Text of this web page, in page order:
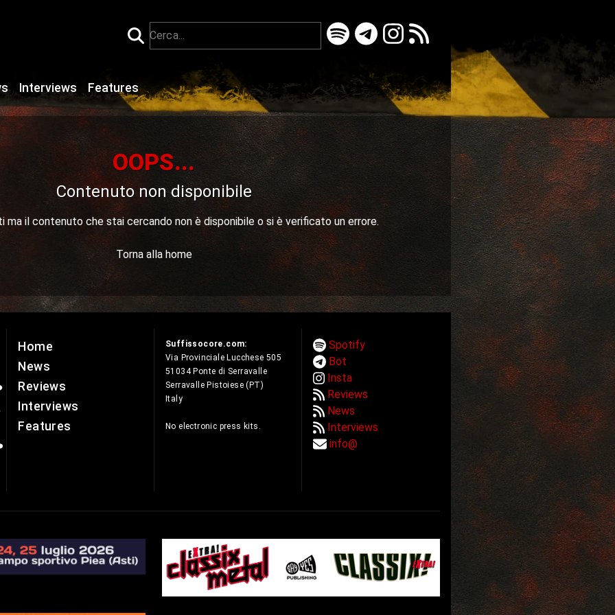
Interviews Features
OOPS...
Contenuto non disponibile
ma il contenuto che stai cercando non è disponibile o si è verificato un errore.
Torna alla home
Home
News
Reviews
Interviews
Features
Suffissocore.com:
Via Provinciale Lucchese 505
51034 Ponte di Serravalle
Serravalle Pistoiese (PT)
Italy
No electronic press kits.
Spotify
Bot
Insta
Reviews
News
Interviews
info@